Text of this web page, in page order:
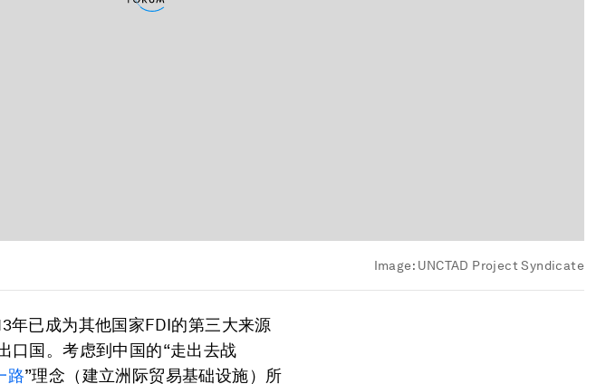
Image: UNCTAD Project Syndicate
年已成为其他国家FDI的第三大来源
口国。考虑到中国的“走出去战
路”理念（建立洲际贸易基础设施）所